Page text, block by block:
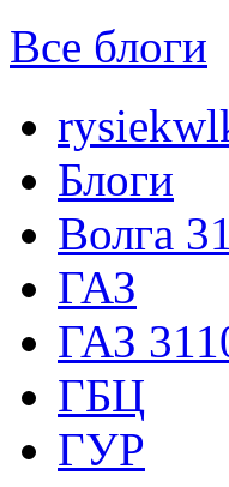
Все блоги
Блоги
Волга
ГАЗ
ГАЗ
ГБЦ
ГУР